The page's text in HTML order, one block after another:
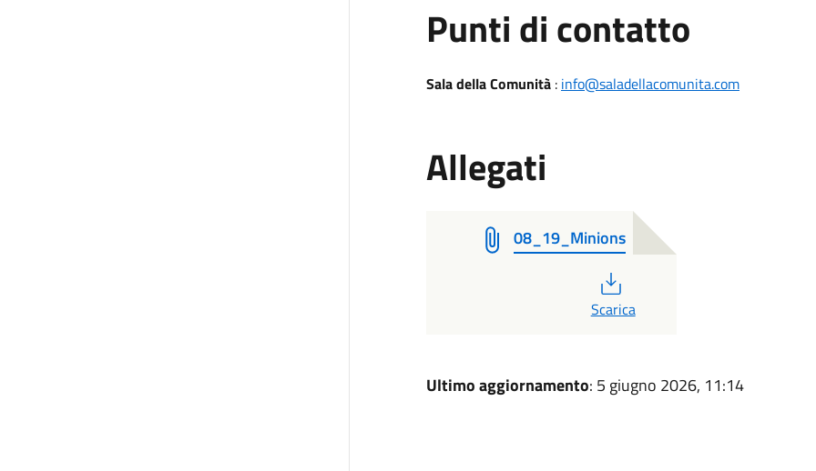
Punti di contatto
Sala della Comunità: info@saladellacomunita.com
Allegati
08_19_Minions
Scarica
Ultimo aggiornamento: 5 giugno 2026, 11:14